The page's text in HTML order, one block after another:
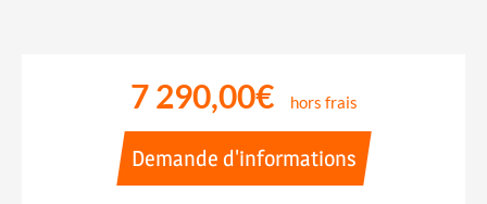
7 290,00€ hors frais
Demande d'informations